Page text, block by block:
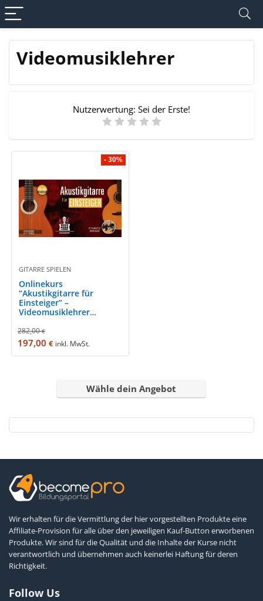
Videomusiklehrer
Nutzerwertung: Sei der Erste!
- 30%
GITARRE SPIELEN
Onlinekurs
“Akustikgitarre für
Einsteiger” –
Videomusiklehrer
282,00€
197,00€ inkl. MwSt.
Wähle dein Angebot
Wir erhalten für die Vermittlung der hier vorgestellten Produkte eine
Affiliate-Provision für alle über den jeweiligen Kauf-Button erworbenen
Produkte. Wir sind für die Qualität und die Inhalte der Kurse nicht
verantwortlich und übernehmen auch keinerlei Haftung für deren
Richtigkeit.
Follow Us